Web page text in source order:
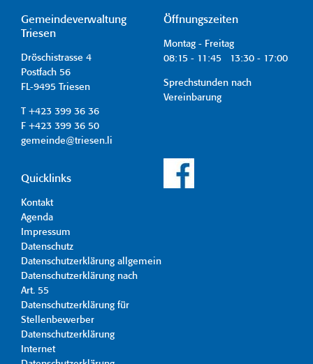
Gemeindeverwaltung
Triesen
Dröschistrasse 4
Postfach 56
FL-9495 Triesen
T +423 399 36 36
F +423 399 36 50
gemeinde@triesen.li
Öffnungszeiten
Montag - Freitag
08:15 - 11:45 13:30 - 17:00
Sprechstunden nach
Vereinbarung
Quicklinks
Kontakt
Agenda
Impressum
Datenschutz
Datenschutzerklärung allgemein
Datenschutzerklärung nach
Art. 55
Datenschutzerklärung für
Stellenbewerber
Datenschutzerklärung
Internet